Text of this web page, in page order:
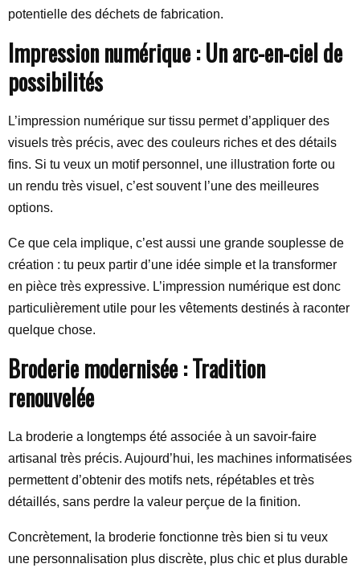
potentielle des déchets de fabrication.
Impression numérique : Un arc-en-ciel de
possibilités
L’impression numérique sur tissu permet d’appliquer des
visuels très précis, avec des couleurs riches et des détails
fins. Si tu veux un motif personnel, une illustration forte ou
un rendu très visuel, c’est souvent l’une des meilleures
options.
Ce que cela implique, c’est aussi une grande souplesse de
création : tu peux partir d’une idée simple et la transformer
en pièce très expressive. L’impression numérique est donc
particulièrement utile pour les vêtements destinés à raconter
quelque chose.
Broderie modernisée : Tradition
renouvelée
La broderie a longtemps été associée à un savoir-faire
artisanal très précis. Aujourd’hui, les machines informatisées
permettent d’obtenir des motifs nets, répétables et très
détaillés, sans perdre la valeur perçue de la finition.
Concrètement, la broderie fonctionne très bien si tu veux
une personnalisation plus discrète, plus chic et plus durable